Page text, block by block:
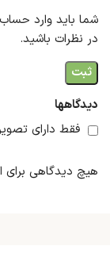
دیدگاهها
فقط دارای
هیچ دیدگاهی
شما باید وارد
در نظرات باشید.